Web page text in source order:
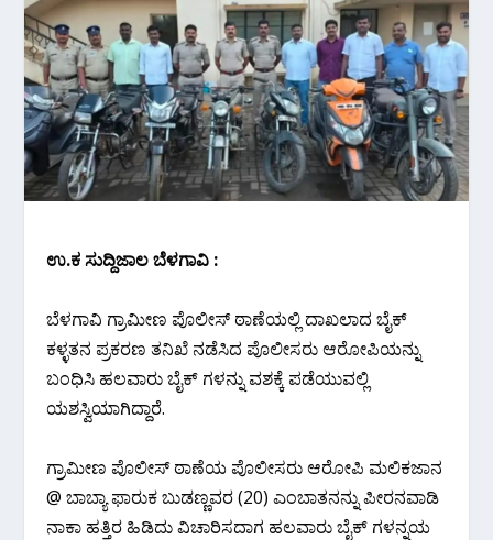
ಉ.ಕ ಸುದ್ದಿಜಾಲ ಬೆಳಗಾವಿ :
ಬೆಳಗಾವಿ ಗ್ರಾಮೀಣ ಪೊಲೀಸ್ ಠಾಣೆಯಲ್ಲಿ ದಾಖಲಾದ ಬೈಕ್‌
ಕಳ್ಳತನ ಪ್ರಕರಣ ತನಿಖೆ ನಡೆಸಿದ ಪೊಲೀಸರು ಆರೋಪಿಯನ್ನು
ಬಂಧಿಸಿ ಹಲವಾರು ಬೈಕ್ ಗಳನ್ನು ವಶಕ್ಕೆ ಪಡೆಯುವಲ್ಲಿ
ಯಶಸ್ವಿಯಾಗಿದ್ದಾರೆ.
ಗ್ರಾಮೀಣ ಪೊಲೀಸ್ ಠಾಣೆಯ ಪೊಲೀಸರು ಆರೋಪಿ ಮಲಿಕಜಾನ
@ ಬಾಬ್ಯಾ ಫಾರುಕ ಬುಡಣ್ಣವರ (20) ಎಂಬಾತನನ್ನು ಪೀರನವಾಡಿ
ನಾಕಾ ಹತ್ತಿರ ಹಿಡಿದು ವಿಚಾರಿಸದಾಗ ಹಲವಾರು ಬೈಕ್ ಗಳನ್ನಯ